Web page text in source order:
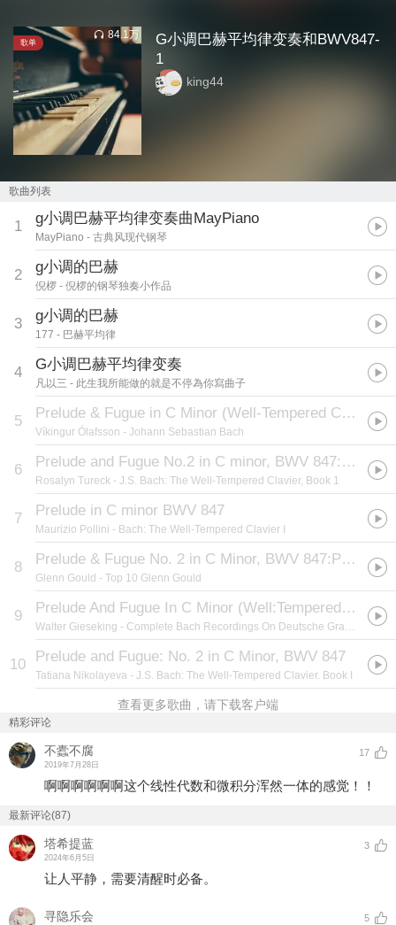
歌单
84.1万
G小调巴赫平均律变奏和BWV847-
1
king44
歌曲列表
1 g小调巴赫平均律变奏曲MayPiano
MayPiano - 古典风现代钢琴
2 g小调的巴赫
倪椤 - 倪椤的钢琴独奏小作品
3 g小调的巴赫
177 - 巴赫平均律
4 G小调巴赫平均律变奏
凡以三 - 此生我所能做的就是不停為你寫曲子
5 Prelude & Fugue in C Minor (Well-Tempered Clavier, Book I, No. 2), BWV 847: 1. Prelude
Víkingur Ólafsson - Johann Sebastian Bach
6 Prelude and Fugue No.2 in C minor, BWV 847:1. Praeludium
Rosalyn Tureck - J.S. Bach: The Well-Tempered Clavier, Book 1
7 Prelude in C minor BWV 847
Maurizio Pollini - Bach: The Well-Tempered Clavier I
8 Prelude & Fugue No. 2 in C Minor, BWV 847:Prelude
Glenn Gould - Top 10 Glenn Gould
9 Prelude And Fugue In C Minor (Well:Tempered Clavier Book I No.2) BWV 847
Walter Gieseking - Complete Bach Recordings On Deutsche Grammophon
10 Prelude and Fugue: No. 2 in C Minor, BWV 847
Tatiana Nikolayeva - J.S. Bach: The Well-Tempered Clavier. Book I
查看更多歌曲，请下载客户端
精彩评论
不蠹不腐
2019年7月28日
17
啊啊啊啊啊啊这个线性代数和微积分浑然一体的感觉！！
最新评论(87)
塔希提蓝
2024年6月5日
3
让人平静，需要清醒时必备。
寻隐乐会 5